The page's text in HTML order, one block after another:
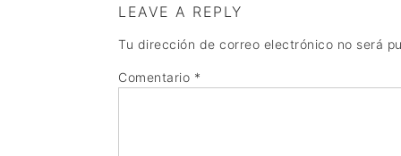
LEAVE A REPLY
Tu dirección de correo electrónico no será
Comentario *